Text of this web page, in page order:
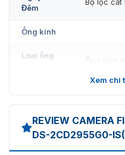
Đêm
Ống kính
Loại ống
Ống kính
Tầm nhìn
180°
Ngàm ống
Xem chi
REVIEW CAMERA
DS-2CD2955G0-